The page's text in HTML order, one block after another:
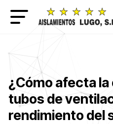
¿Cómo afecta
tubos de
rendimiento del